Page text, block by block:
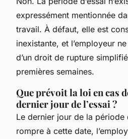
expressément mentionnée
travail. À défaut, elle est
inexistante, et l’employeur
d’un droit de rupture
premières semaines.
Que prévoit la loi en cas
dernier jour de l’essai ?
Le dernier jour de la période
rompre à cette date,